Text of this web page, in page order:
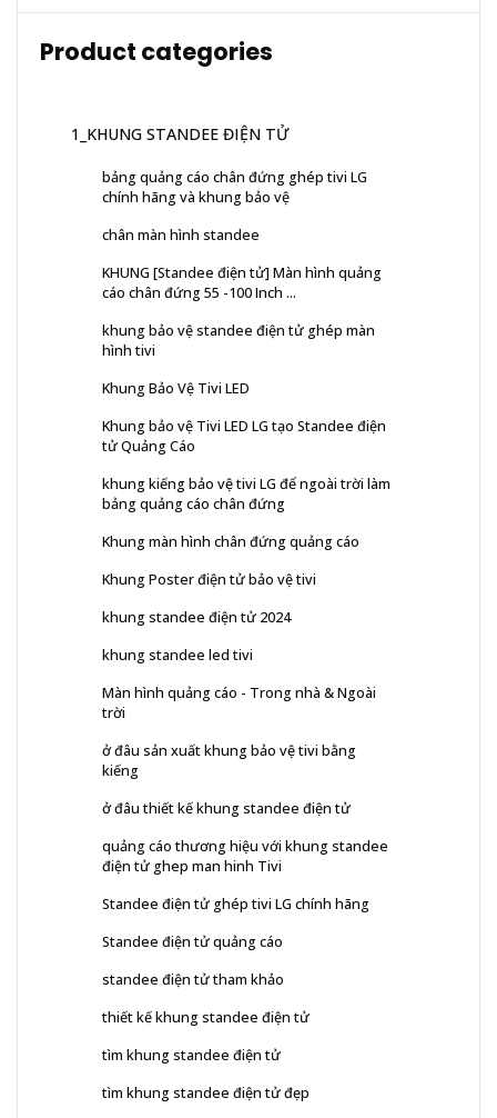
Product categories
1_KHUNG STANDEE ĐIỆN TỬ
bảng quảng cáo chân đứng ghép tivi LG
chính hãng và khung bảo vệ
chân màn hình standee
KHUNG [Standee điện tử] Màn hình quảng
cáo chân đứng 55 -100 Inch ...
khung bảo vệ standee điện tử ghép màn
hình tivi
Khung Bảo Vệ Tivi LED
Khung bảo vệ Tivi LED LG tạo Standee điện
tử Quảng Cáo
khung kiếng bảo vệ tivi LG để ngoài trời làm
bảng quảng cáo chân đứng
Khung màn hình chân đứng quảng cáo
Khung Poster điện tử bảo vệ tivi
khung standee điện tử 2024
khung standee led tivi
Màn hình quảng cáo - Trong nhà & Ngoài
trời
ở đâu sản xuất khung bảo vệ tivi bằng
kiếng
ở đâu thiết kế khung standee điện tử
quảng cáo thương hiệu với khung standee
điện tử ghep man hinh Tivi
Standee điện tử ghép tivi LG chính hãng
Standee điện tử quảng cáo
standee điện tử tham khảo
thiết kế khung standee điện tử
tìm khung standee điện tử
tìm khung standee điện tử đẹp